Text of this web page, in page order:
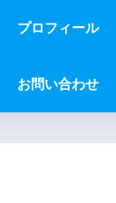
プロフィール
お問い合わせ